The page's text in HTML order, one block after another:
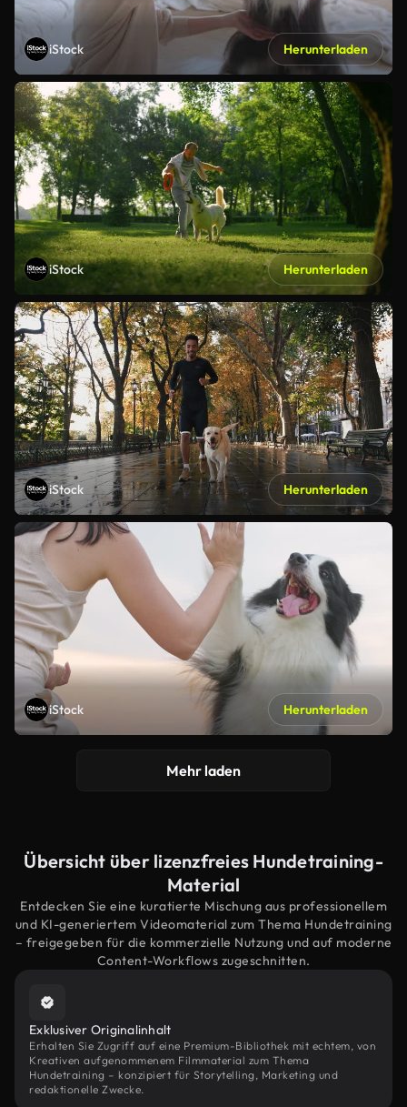
iStock Herunterladen
iStock Herunterladen
iStock Herunterladen
iStock Herunterladen
Mehr laden
Übersicht über lizenzfreies Hundetraining-
Material
Entdecken Sie eine kuratierte Mischung aus professionellem
und KI-generiertem Videomaterial zum Thema Hundetraining
– freigegeben für die kommerzielle Nutzung und auf moderne
Content-Workflows zugeschnitten.
Exklusiver Originalinhalt
Erhalten Sie Zugriff auf eine Premium-Bibliothek mit echtem, von
Kreativen aufgenommenem Filmmaterial zum Thema
Hundetraining – konzipiert für Storytelling, Marketing und
redaktionelle Zwecke.